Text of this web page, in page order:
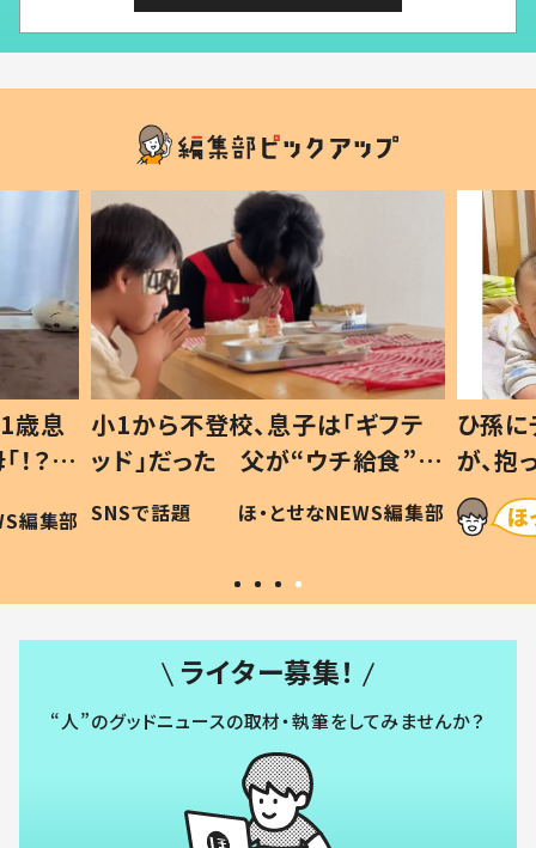
歳息
？」
編集部
小1から不登校、息子は「ギフテ
ッド」だった 父が“ウチ給食”を
作り続ける理由とは #令和の親
#令和の子
SNSで話題 ほ・とせなNEWS編集部
ひ孫
が、
「涙が
い」
ライター募集！
“人”のグッドニュースの取材・執筆をしてみませんか？